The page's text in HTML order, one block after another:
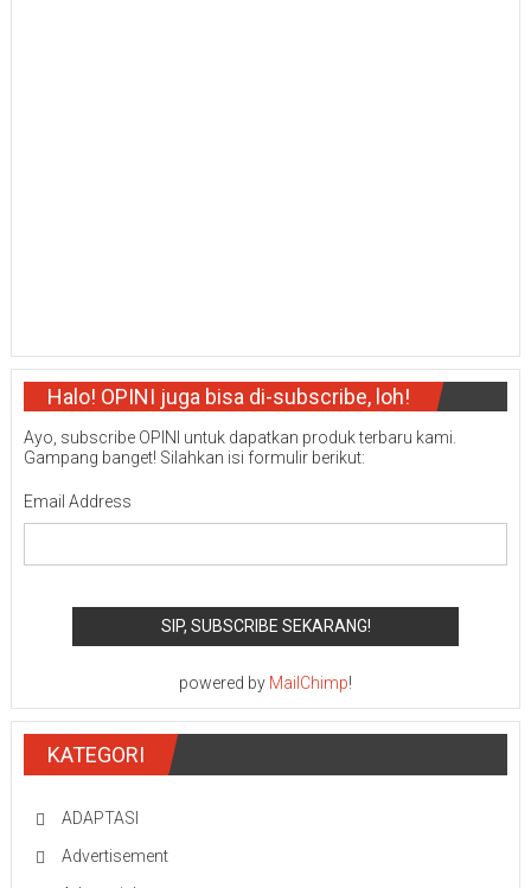
Halo! OPINI juga bisa di-subscribe, loh!
Ayo, subscribe OPINI untuk dapatkan produk terbaru kami.
Gampang banget! Silahkan isi formulir berikut:
Email Address
powered by MailChimp!
KATEGORI
ADAPTASI
Advertisement